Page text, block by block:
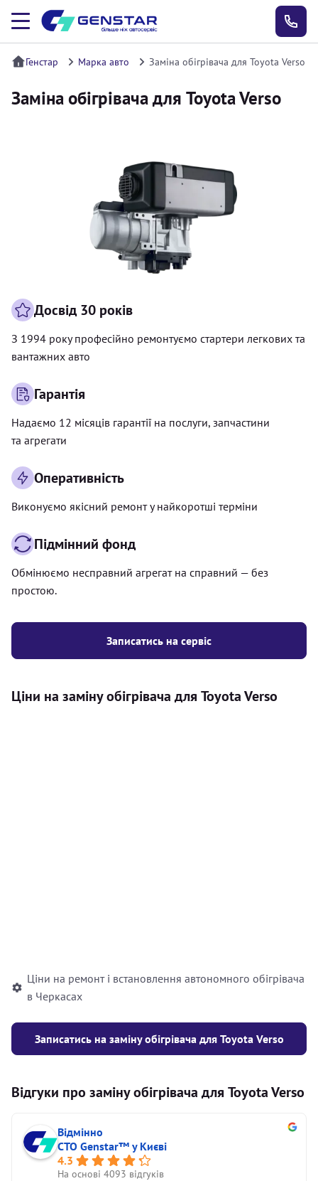
Генстар Марка авто Заміна обігрівача для Toyota Verso
Заміна обігрівача для Toyota Verso
Записатись на сервіс
Досвід 30 років
З 1994 року професійно ремонтуємо стартери легкових та
вантажних авто
Гарантія
Надаємо 12 місяців гарантії на послуги, запчастини
та агрегати
Оперативність
Виконуємо якісний ремонт у найкоротші терміни
Підмінний фонд
Обмінюємо несправний агрегат на справний — без
простою.
Ціни на заміну обігрівача для Toyota Verso
Ціни на ремонт і встановлення автономного обігрівача
в Черкасах
Записатись на заміну обігрівача для Toyota Verso
Відгуки про заміну обігрівача для Toyota Verso
Відмінно
СТО Genstar™ у Києві
4.3
На основі 4093 відгуків